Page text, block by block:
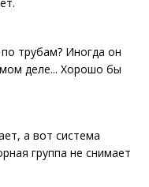
трубам? Иногда он
деле... Хорошо бы
а вот система
группа не снимает